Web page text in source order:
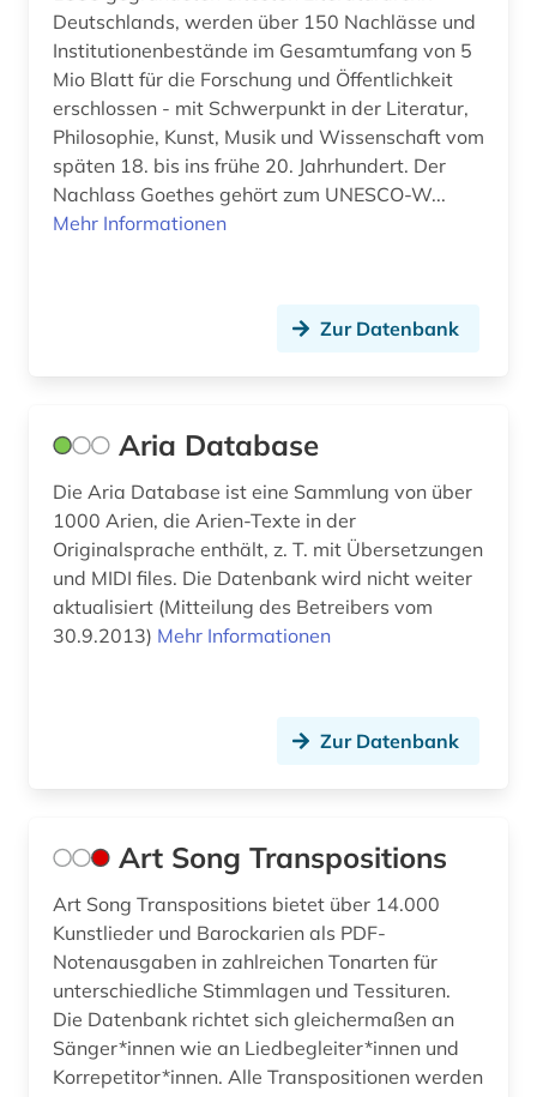
harmonik (1)
heinrich (2)
hessisches staatsarchiv marburg (1)
hofkapellmeister (1)
human-computer interface (1)
huygens (1)
hymnologie (1)
händel (1)
igor (1)
indisches theater (1)
instrument (1)
instrumentalmusiker (2)
instrumentalspiel (1)
Deutschlands, werden über 150 Nachlässe und
Institutionenbestände im Gesamtumfang von 5
Mio Blatt für die Forschung und Öffentlichkeit
erschlossen - mit Schwerpunkt in der Literatur,
Philosophie, Kunst, Musik und Wissenschaft vom
späten 18. bis ins frühe 20. Jahrhundert. Der
Nachlass Goethes gehört zum UNESCO-W...
Mehr Informationen
Zur Datenbank
Aria Database
Die Aria Database ist eine Sammlung von über
1000 Arien, die Arien-Texte in der
Originalsprache enthält, z. T. mit Übersetzungen
und MIDI files. Die Datenbank wird nicht weiter
aktualisiert (Mitteilung des Betreibers vom
30.9.2013) Mehr Informationen
Zur Datenbank
Art Song Transpositions
Art Song Transpositions bietet über 14.000
Kunstlieder und Barockarien als PDF-
Notenausgaben in zahlreichen Tonarten für
unterschiedliche Stimmlagen und Tessituren.
Die Datenbank richtet sich gleichermaßen an
Sänger*innen wie an Liedbegleiter*innen und
Korrepetitor*innen. Alle Transpositionen werden